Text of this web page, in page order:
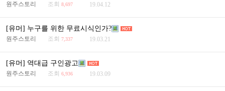
원주스토리 조회 8,697 19.04.12
[유머] 누구를 위한 무료시식인가?
원주스토리 조회 7,337 19.03.21
[유머] 역대급 구인광고
원주스토리 조회 6,936 19.03.09